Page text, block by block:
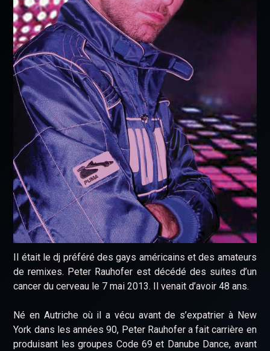
Il était le dj préféré des gays américains et des amateurs
de remixes. Peter Rauhofer est décédé des suites d’un
cancer du cerveau le 7 mai 2013. Il venait d’avoir 48 ans.
Né en Autriche où il a vécu avant de s’expatrier à New
York dans les années 90, Peter Rauhofer a fait carrière en
produisant les groupes Code 69 et Danube Dance, avant